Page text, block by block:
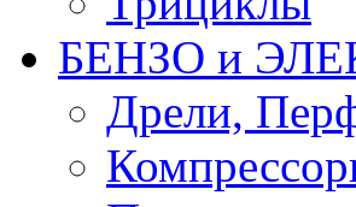
БЕНЗО и
Дрели,